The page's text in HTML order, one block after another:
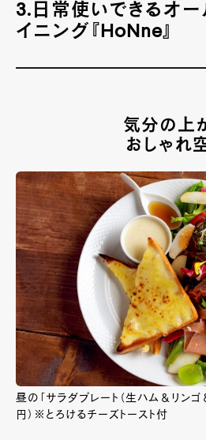
3.日常使いできるオー
イニング『HoNne』
気分の上
おしゃれ
昼の「サラダプレート（生ハム＆リンゴ
円）※とろけるチーズトースト付